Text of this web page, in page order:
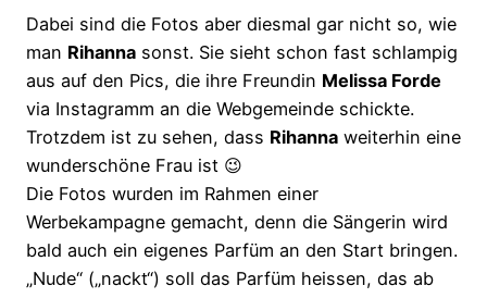
Dabei sind die Fotos aber diesmal gar nicht so, wie
man Rihanna sonst. Sie sieht schon fast schlampig
aus auf den Pics, die ihre Freundin Melissa Forde
via Instagramm an die Webgemeinde schickte.
Trotzdem ist zu sehen, dass Rihanna weiterhin eine
wunderschöne Frau ist 😉
Die Fotos wurden im Rahmen einer
Werbekampagne gemacht, denn die Sängerin wird
bald auch ein eigenes Parfüm an den Start bringen.
„Nude“ („nackt“) soll das Parfüm heissen, das ab